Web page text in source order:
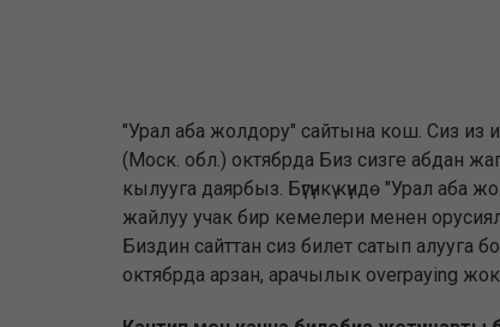
"Урал аба жолдору" сайтына кош. Сиз из
(Моск. обл.) октябрда Биз сизге абдан
кылууга даярбыз. Бүгүнкү күндө "Урал
жайлуу учак бир кемелери менен
Биздин сайттан сиз билет сатып алууга
октябрда арзан, арачылык overpaying